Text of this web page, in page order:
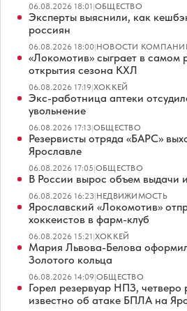
06.08.2026 18:01|ОБЩЕСТВО
Эксперты выяснили, как
россиян
06.08.2026 18:00|НОВОСТИ
«Локомотив» сыграет в самом
открытия сезона КХЛ
06.08.2026 17:19|ХОККЕЙ
Экс-работница аптеки
увольнение
06.08.2026 17:13|ОБЩЕСТВО
Резервисты отряда «БАРС»
Ярославле
06.08.2026 17:05|ОБЩЕСТВО
В России вырос объем выдачи
06.08.2026 16:23|НЕДВИЖИМОСТЬ
Ярославский «Локомотив»
хоккеистов в фарм-клуб
06.08.2026 15:21|ХОККЕЙ
Мария Львова-Белова
Золотого кольца
06.08.2026 14:09|ОБЩЕСТВО
Горел резервуар НПЗ,
известно об атаке БПЛА на